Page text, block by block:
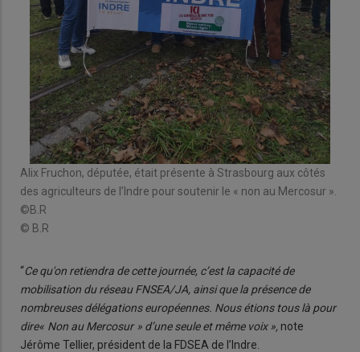
Alix Fruchon, députée, était présente à Strasbourg aux côtés
des agriculteurs de l’Indre pour soutenir le « non au Mercosur ».
©B.R
© B.R
“Ce qu'on retiendra de cette journée, c’est la capacité de
mobilisation du réseau FNSEA/JA, ainsi que la présence de
nombreuses délégations européennes. Nous étions tous là pour
dire« Non au Mercosur » d’une seule et même voix », note
Jérôme Tellier, président de la FDSEA de l’Indre.